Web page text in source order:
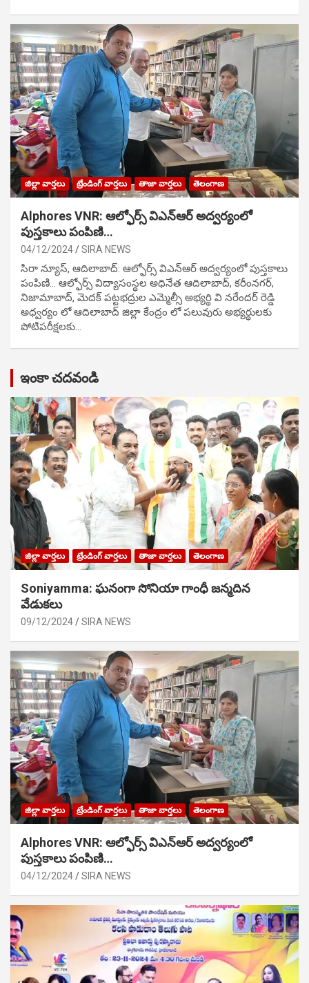
జిల్లా వార్తలు ట్రేండింగ్ వార్తలు తాజా వార్తలు తెలంగాణ
Alphores VNR: ఆల్ఫోర్స్ విఎన్ఆర్ అద్వర్యంలో
పుస్తకాలు పంపిణి…
04/12/2024 SIRA NEWS
సిరా న్యూస్, ఆదిలాబాద్: ఆల్ఫోర్స్ విఎన్ఆర్ అద్వర్యంలో పుస్తకాలు
పంపిణి… ఆల్ఫోర్స్ విద్యాసంస్థల అధినేత ఆదిలాబాద్, కరీంనగర్,
నిజామాబాద్, మెదక్ పట్టభద్రుల ఎమ్మెల్సీ అభ్యర్థి వి నరేందర్ రెడ్డి
అధ్వర్యం లో ఆదిలాబాద్ జిల్లా కేంద్రం లో పలువురు అభ్యర్థులకు
పోటిప‌రీక్ష‌ల‌కు…
ఇంకా చదవండి
జిల్లా వార్తలు ట్రేండింగ్ వార్తలు తాజా వార్తలు తెలంగాణ
Soniyamma: ఘ‌నంగా సోనియా గాంధీ జ‌న్మ‌దిన
వేడుక‌లు
09/12/2024 SIRA NEWS
జిల్లా వార్తలు ట్రేండింగ్ వార్తలు తాజా వార్తలు తెలంగాణ
Alphores VNR: ఆల్ఫోర్స్ విఎన్ఆర్ అద్వర్యంలో
పుస్తకాలు పంపిణి…
04/12/2024 SIRA NEWS